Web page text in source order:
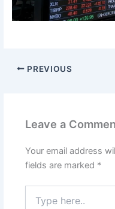
PREVIOUS
Leave a
Your email address
fields are marked *
here..